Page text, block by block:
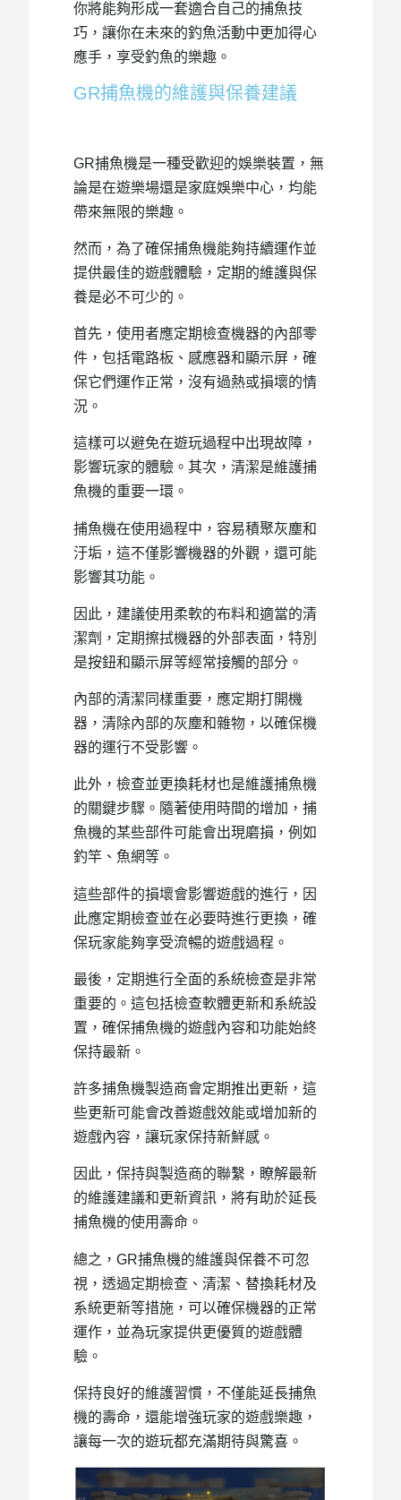
你將能夠形成一套適合自己的捕魚技
巧，讓你在未來的釣魚活動中更加得心
應手，享受釣魚的樂趣。
GR捕魚機的維護與保養建議
GR捕魚機是一種受歡迎的娛樂裝置，無
論是在遊樂場還是家庭娛樂中心，均能
帶來無限的樂趣。
然而，為了確保捕魚機能夠持續運作並
提供最佳的遊戲體驗，定期的維護與保
養是必不可少的。
首先，使用者應定期檢查機器的內部零
件，包括電路板、感應器和顯示屏，確
保它們運作正常，沒有過熱或損壞的情
況。
這樣可以避免在遊玩過程中出現故障，
影響玩家的體驗。其次，清潔是維護捕
魚機的重要一環。
捕魚機在使用過程中，容易積聚灰塵和
汙垢，這不僅影響機器的外觀，還可能
影響其功能。
因此，建議使用柔軟的布料和適當的清
潔劑，定期擦拭機器的外部表面，特別
是按鈕和顯示屏等經常接觸的部分。
內部的清潔同樣重要，應定期打開機
器，清除內部的灰塵和雜物，以確保機
器的運行不受影響。
此外，檢查並更換耗材也是維護捕魚機
的關鍵步驟。隨著使用時間的增加，捕
魚機的某些部件可能會出現磨損，例如
釣竿、魚網等。
這些部件的損壞會影響遊戲的進行，因
此應定期檢查並在必要時進行更換，確
保玩家能夠享受流暢的遊戲過程。
最後，定期進行全面的系統檢查是非常
重要的。這包括檢查軟體更新和系統設
置，確保捕魚機的遊戲內容和功能始終
保持最新。
許多捕魚機製造商會定期推出更新，這
些更新可能會改善遊戲效能或增加新的
遊戲內容，讓玩家保持新鮮感。
因此，保持與製造商的聯繫，瞭解最新
的維護建議和更新資訊，將有助於延長
捕魚機的使用壽命。
總之，GR捕魚機的維護與保養不可忽
視，透過定期檢查、清潔、替換耗材及
系統更新等措施，可以確保機器的正常
運作，並為玩家提供更優質的遊戲體
驗。
保持良好的維護習慣，不僅能延長捕魚
機的壽命，還能增強玩家的遊戲樂趣，
讓每一次的遊玩都充滿期待與驚喜。